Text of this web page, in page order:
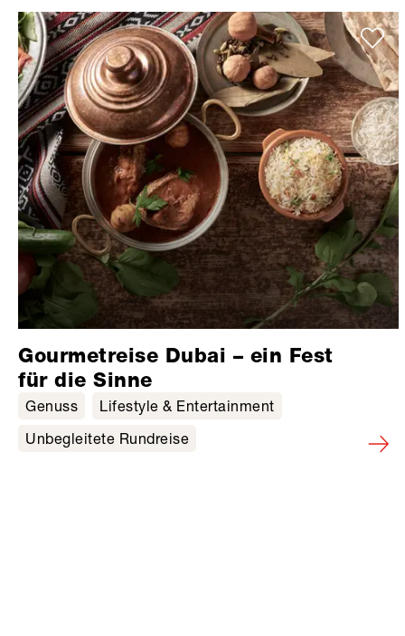
Gourmetreise Dubai – ein Fest
für die Sinne
Genuss
Lifestyle & Entertainment
Unbegleitete Rundreise